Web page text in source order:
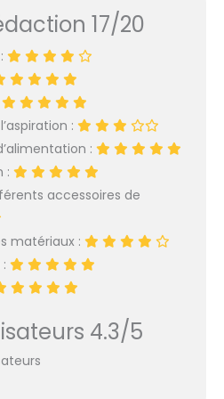
technologie Natural
Motion stimule le
mamelon pour faciliter
une montée de lait
rapide S'adapte à vos
mamelons : le coussin
en silicone s'adapte en
douceur à votre
mamelon pour tirer
votre lait
portable : ce tire-lait
manuel est compact
et léger, ce qui le rend
transporter, pour une
utilisation simple et
pratique en
17/20
:
:
:
accessoires de
matériaux :
4.3/5